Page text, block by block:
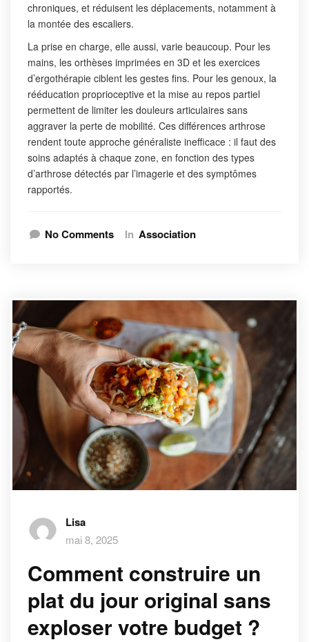
chroniques, et réduisent les déplacements, notamment à
la montée des escaliers.
La prise en charge, elle aussi, varie beaucoup. Pour les
mains, les orthèses imprimées en 3D et les exercices
d’ergothérapie ciblent les gestes fins. Pour les genoux, la
rééducation proprioceptive et la mise au repos partiel
permettent de limiter les douleurs articulaires sans
aggraver la perte de mobilité. Ces différences arthrose
rendent toute approche généraliste inefficace : il faut des
soins adaptés à chaque zone, en fonction des types
d’arthrose détectés par l’imagerie et des symptômes
rapportés.
No Comments In Association
Lisa
mai 8, 2025
Comment construire un
plat du jour original sans
exploser votre budget ?